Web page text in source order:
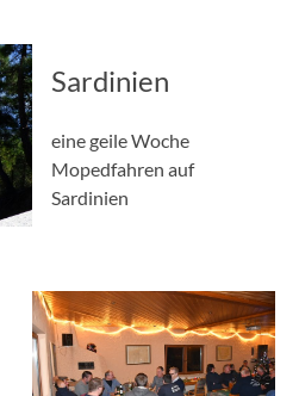
Sardinien
eine geile Woche
Mopedfahren auf
Sardinien